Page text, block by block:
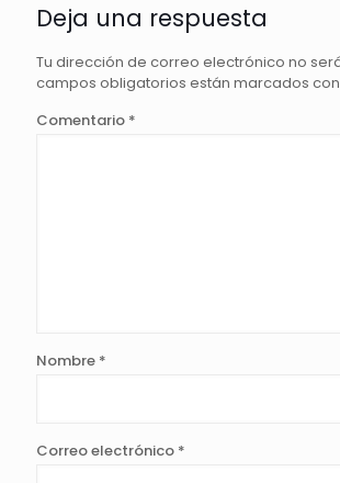
Deja una respuesta
Tu dirección de correo electrónico no
campos obligatorios están marcados con
Comentario *
Nombre *
Correo electrónico *